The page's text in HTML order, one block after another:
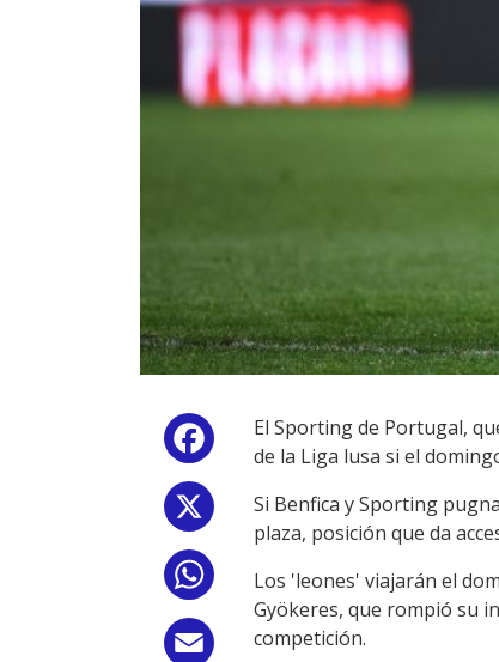
Facebook
WhatsApp
Email
El Sporting de Portugal,
de la Liga lusa si el
Si Benfica y Sporting
plaza, posición que da
Los 'leones' viajarán el
Gyökeres, que rompió su
competición.